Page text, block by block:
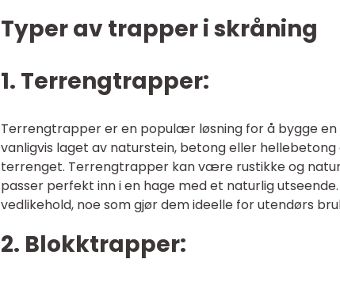
Typer av trapper i skråning
1. Terrengtrapper:
Terrengtrapper er en populær løsning for å bygge
vanligvis laget av naturstein, betong eller
terrenget. Terrengtrapper kan være rustikke og
passer perfekt inn i en hage med et naturlig
vedlikehold, noe som gjør dem ideelle for utendørs
2. Blokktrapper: